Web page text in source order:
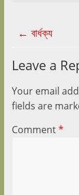
← বার্ধক্য
Leave a
Your email
fields are
Comment*